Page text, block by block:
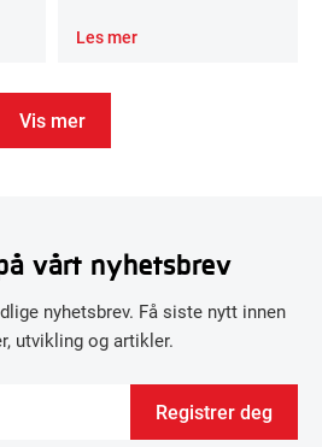
Les mer
Vis mer
vårt nyhetsbrev
nyhetsbrev. Få siste nytt innen
utvikling og artikler.
Registrer deg